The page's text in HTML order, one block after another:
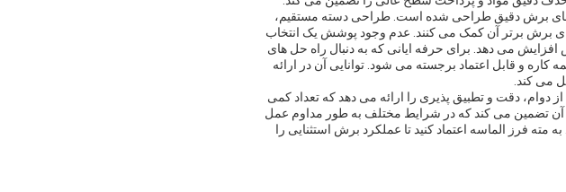
برش دقیق طراحی شده است. طراحی دسته مستقیم،
به طور جمعی به قابلیت های برش برتر آن کمک می کنند. عدم وجود پوشش یک انتخاب
می دهد. برای حرفه ایانی که به دنبال راه حل های
کاره و قابل اعتماد برجسته می شود. توانایی آن در ارائه
می کند.
دوام، دقت و تطبیق پذیری را ارائه می دهد که تعداد کمی
آن تضمین می کند که در شرایط مختلف به طور مداوم عمل
مته فرز الماسه اعتماد کنید تا عملکرد برش استثنایی را